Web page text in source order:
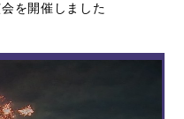
を開催しました